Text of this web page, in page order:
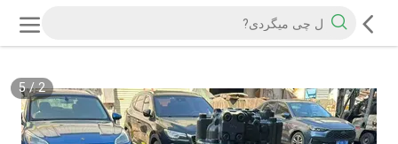
2
/
5